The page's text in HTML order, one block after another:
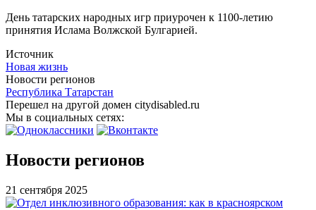
День татарских народных игр приурочен к 1100-летию
принятия Ислама Волжской Булгарией.
Источник
Новая жизнь
Новости регионов
Республика Татарстан
Перешел на другой домен citydisabled.ru
Мы в социальных сетях:
Новости регионов
21 сентября 2025